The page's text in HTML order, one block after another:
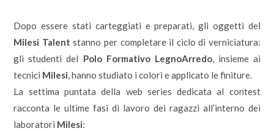
Dopo essere stati carteggiati e preparati, gli oggetti del
Milesi Talent stanno per completare il ciclo di verniciatura:
gli studenti del Polo Formativo LegnoArredo, insieme ai
tecnici Milesi, hanno studiato i colori e applicato le finiture.
La settima puntata della web series dedicata al contest
racconta le ultime fasi di lavoro dei ragazzi all’interno dei
laboratori Milesi: